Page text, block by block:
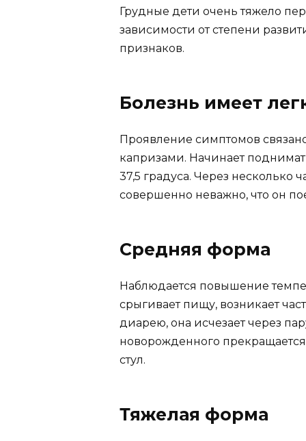
Грудные дети очень тяжело
зависимости от степени
признаков.
Болезнь имеет
Проявление симптомов
капризами. Начинает
37,5 градуса. Через несколько
совершенно неважно, что он
Средняя форма
Наблюдается повышение
срыгивает пищу, возникает
диарею, она исчезает через
новорожденного
стул.
Тяжелая форма